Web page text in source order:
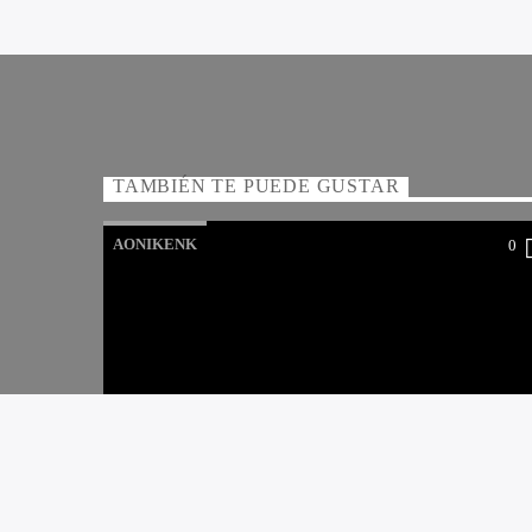
TAMBIÉN TE PUEDE GUSTAR
AONIKENK 0